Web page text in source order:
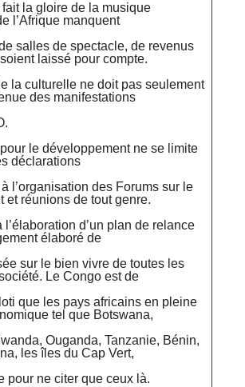
la gloire de la musique
l’Afrique manquent
salles de spectacle, de revenus
laissé pour compte.
la culturelle ne doit pas seulement
des manifestations
pour le développement ne se limite
déclarations
l’organisation des Forums sur le
et réunions de tout genre.
l’élaboration d’un plan de relance
élaboré de
sur le bien vivre de toutes les
Le Congo est de
que les pays africains en pleine
tel que Botswana,
Ouganda, Tanzanie, Bénin,
les îles du Cap Vert,
pour ne citer que ceux là.